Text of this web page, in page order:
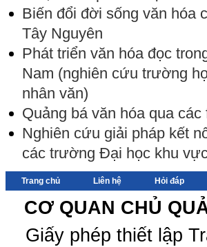
Biến đổi đời sống văn hóa
Tây Nguyên
Phát triển văn hóa đọc
Nam (nghiên cứu trường
nhân văn)
Quảng bá văn hóa qua
Nghiên cứu giải pháp kết
các trường Đại học khu
Trang chủ Liên hệ Hỏi đáp
CƠ QUAN CHỦ
Giấy phép thiết lập